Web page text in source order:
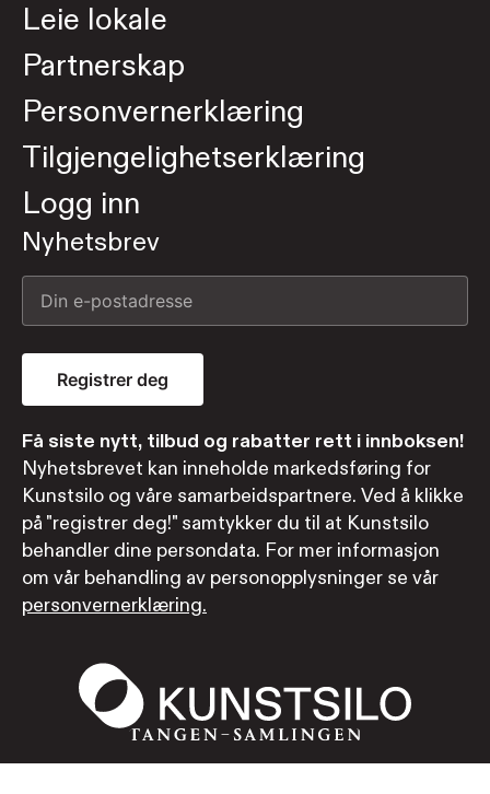
Leie lokale
Partnerskap
Personvernerklæring
Tilgjengelighetserklæring
Logg inn
Nyhetsbrev
Registrer deg
Få siste nytt, tilbud og rabatter rett i innboksen!
Nyhetsbrevet kan inneholde markedsføring for
Kunstsilo og våre samarbeidspartnere. Ved å klikke
på "registrer deg!" samtykker du til at Kunstsilo
behandler dine persondata. For mer informasjon
om vår behandling av personopplysninger se vår
personvernerklæring.